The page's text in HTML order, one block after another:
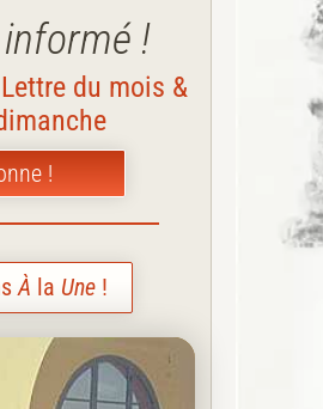
!
du mois &
!
À la Une !